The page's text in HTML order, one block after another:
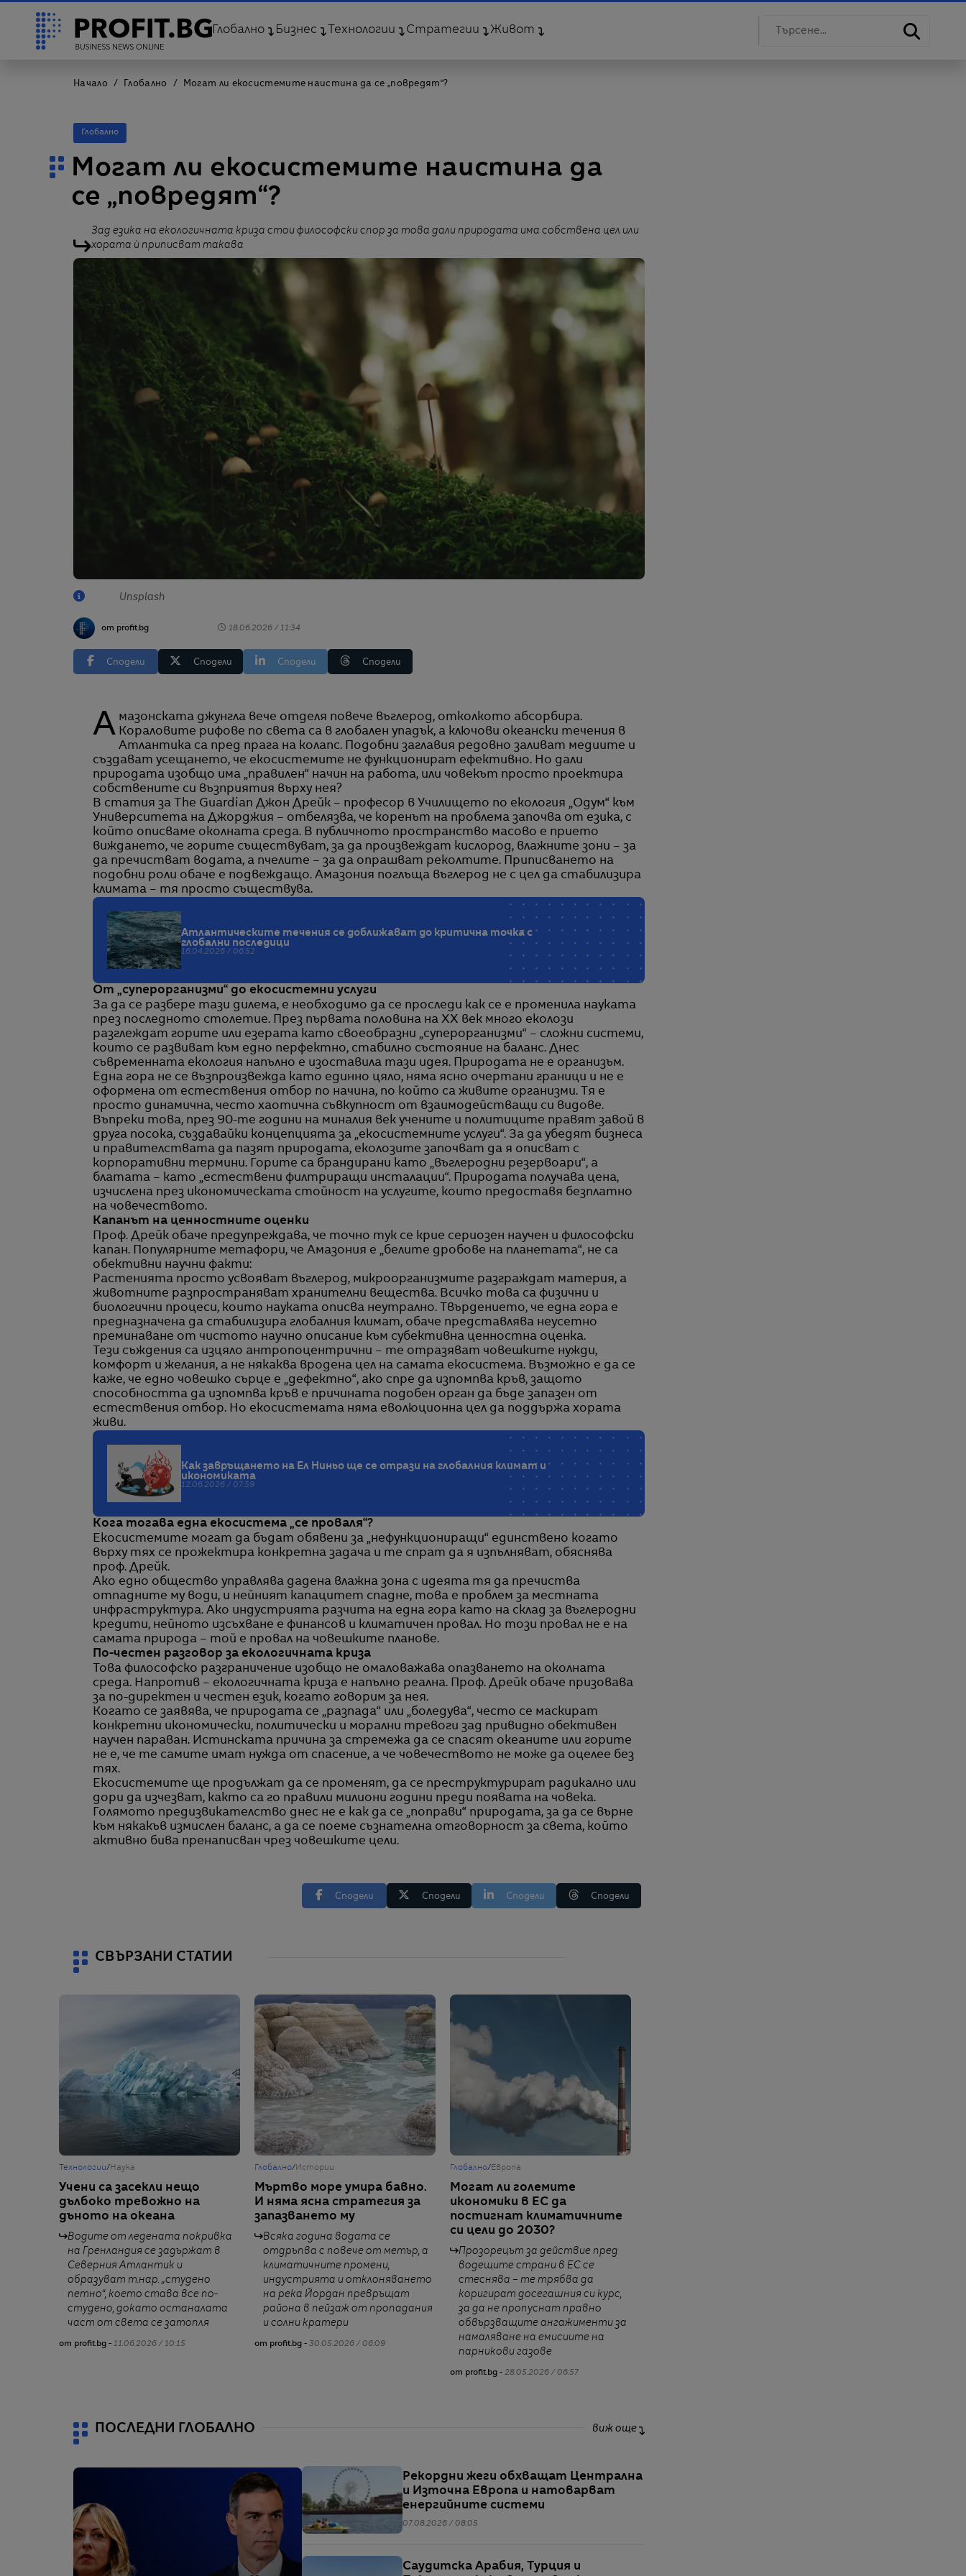
Глобално Бизнес Технологии Стратегии Живот
Начало Глобално Могат ли екосистемите наистина да се „повредят“?
Глобално
Могат ли екосистемите наистина да
се „повредят“?
Зад езика на екологичната криза стои философски спор за това дали природата има собствена цел или
хората ѝ приписват такава
Unsplash
от profit.bg 18.06.2026 / 11:34
Сподели Сподели Сподели Сподели
Амазонската джунгла вече отделя повече въглерод, отколкото абсорбира. Кораловите рифове по света са в глобален упадък, а ключови океански течения в
Атлантика са пред прага на колапс. Подобни заглавия редовно заливат медиите и
създават усещането, че екосистемите не функционират ефективно. Но дали
природата изобщо има „правилен“ начин на работа, или човекът просто проектира
собствените си възприятия върху нея?
В статия за The Guardian Джон Дрейк – професор в Училището по екология „Одум“ към
Университета на Джорджия – отбелязва, че коренът на проблема започва от езика, с
който описваме околната среда. В публичното пространство масово е прието
виждането, че горите съществуват, за да произвеждат кислород, влажните зони – за
да пречистват водата, а пчелите – за да опрашват реколтите. Приписването на
подобни роли обаче е подвеждащо. Амазония поглъща въглерод не с цел да стабилизира
климата – тя просто съществува.
Атлантическите течения се доближават до критична точка с
глобални последици
16.04.2026 / 06:52
От „суперорганизми“ до екосистемни услуги
За да се разбере тази дилема, е необходимо да се проследи как се е променила науката
през последното столетие. През първата половина на XX век много еколози
разглеждат горите или езерата като своеобразни „суперорганизми“ – сложни системи,
които се развиват към едно перфектно, стабилно състояние на баланс. Днес
съвременната екология напълно е изоставила тази идея. Природата не е организъм.
Една гора не се възпроизвежда като единно цяло, няма ясно очертани граници и не е
оформена от естествения отбор по начина, по който са живите организми. Тя е
просто динамична, често хаотична съвкупност от взаимодействащи си видове.
Въпреки това, през 90-те години на миналия век учените и политиците правят завой в
друга посока, създавайки концепцията за „екосистемните услуги“. За да убедят бизнеса
и правителствата да пазят природата, еколозите започват да я описват с
корпоративни термини. Горите са брандирани като „въглеродни резервоари“, а
блатата – като „естествени филтриращи инсталации“. Природата получава цена,
изчислена през икономическата стойност на услугите, които предоставя безплатно
на човечеството.
Капанът на ценностните оценки
Проф. Дрейк обаче предупреждава, че точно тук се крие сериозен научен и философски
капан. Популярните метафори, че Амазония е „белите дробове на планетата“, не са
обективни научни факти:
Растенията просто усвояват въглерод, микроорганизмите разграждат материя, а
животните разпространяват хранителни вещества. Всичко това са физични и
биологични процеси, които науката описва неутрално. Твърдението, че една гора е
предназначена да стабилизира глобалния климат, обаче представлява неусетно
преминаване от чистото научно описание към субективна ценностна оценка.
Тези съждения са изцяло антропоцентрични – те отразяват човешките нужди,
комфорт и желания, а не някаква вродена цел на самата екосистема. Възможно е да се
каже, че едно човешко сърце е „дефектно“, ако спре да изпомпва кръв, защото
способността да изпомпва кръв е причината подобен орган да бъде запазен от
естествения отбор. Но екосистемата няма еволюционна цел да поддържа хората
живи.
Как завръщането на Ел Ниньо ще се отрази на глобалния климат и
икономиката
12.06.2026 / 07:59
Кога тогава една екосистема „се проваля“?
Екосистемите могат да бъдат обявени за „нефункциониращи“ единствено когато
върху тях се прожектира конкретна задача и те спрат да я изпълняват, обяснява
проф. Дрейк.
Ако едно общество управлява дадена влажна зона с идеята тя да пречиства
отпадните му води, и нейният капацитет спадне, това е проблем за местната
инфраструктура. Ако индустрията разчита на една гора като на склад за въглеродни
кредити, нейното изсъхване е финансов и климатичен провал. Но този провал не е на
самата природа – той е провал на човешките планове.
По-честен разговор за екологичната криза
Това философско разграничение изобщо не омаловажава опазването на околната
среда. Напротив – екологичната криза е напълно реална. Проф. Дрейк обаче призовава
за по-директен и честен език, когато говорим за нея.
Когато се заявява, че природата се „разпада“ или „боледува“, често се маскират
конкретни икономически, политически и морални тревоги зад привидно обективен
научен параван. Истинската причина за стремежа да се спасят океаните или горите
не е, че те самите имат нужда от спасение, а че човечеството не може да оцелее без
тях.
Екосистемите ще продължат да се променят, да се преструктурират радикално или
дори да изчезват, както са го правили милиони години преди появата на човека.
Голямото предизвикателство днес не е как да се „поправи“ природата, за да се върне
към някакъв измислен баланс, а да се поеме съзнателна отговорност за света, който
активно бива пренаписван чрез човешките цели.
Сподели Сподели Сподели Сподели
СВЪРЗАНИ СТАТИИ
Технологии/ Наука
Учени са засекли нещо
дълбоко тревожно на
дъното на океана
Водите от ледената покривка
на Гренландия се задържат в
Северния Атлантик и
образуват т.нар. „студено
петно“, което става все по-
студено, докато останалата
част от света се затопля
от profit.bg - 11.06.2026 / 10:15
Глобално/ Истории
Мъртво море умира бавно.
И няма ясна стратегия за
запазването му
Всяка година водата се
отдръпва с повече от метър, а
климатичните промени,
индустрията и отклоняването
на река Йордан превръщат
района в пейзаж от пропадания
и солни кратери
от profit.bg - 30.05.2026 / 06:09
Глобално/ Европа
Могат ли големите
икономики в ЕС да
постигнат климатичните
си цели до 2030?
Прозорецът за действие пред
водещите страни в ЕС се
стеснява – те трябва да
коригират досегашния си курс,
за да не пропуснат правно
обвързващите ангажименти за
намаляване на емисиите на
парникови газове
от profit.bg - 28.05.2026 / 06:57
ПОСЛЕДНИ ГЛОБАЛНО виж още
Рекордни жеги обхващат Централна
и Източна Европа и натоварват
енергийните системи
07.08.2026 / 08:05
Саудитска Арабия, Турция и